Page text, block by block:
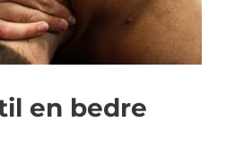
en bedre